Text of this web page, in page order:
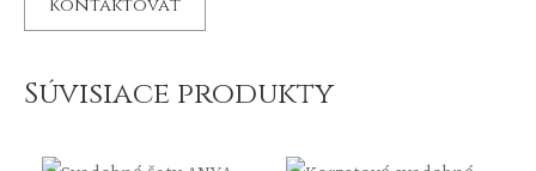
Súvisiace produkty